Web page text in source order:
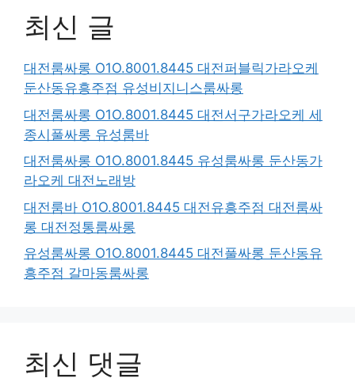
최신 글
대전룸싸롱 O1O.8001.8445 대전퍼블릭가라오케
둔산동유흥주점 유성비지니스룸싸롱
대전룸싸롱 O1O.8001.8445 대전서구가라오케 세
종시풀싸롱 유성룸바
대전룸싸롱 O1O.8001.8445 유성룸싸롱 둔산동가
라오케 대전노래방
대전룸바 O1O.8001.8445 대전유흥주점 대전룸싸
롱 대전정통룸싸롱
유성룸싸롱 O1O.8001.8445 대전풀싸롱 둔산동유
흥주점 갈마동룸싸롱
최신 댓글